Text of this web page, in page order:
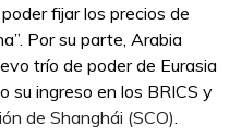
fijar los precios de
Por su parte, Arabia
trío de poder de Eurasia
su ingreso en los BRICS y
de Shanghái (SCO).